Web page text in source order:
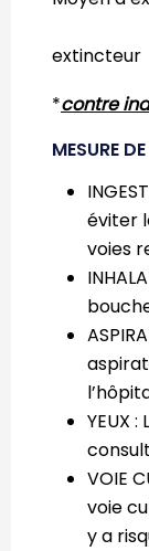
extincteur
*contre
MESURE
éviter
voies
YEUX
VOIE
voie
y a